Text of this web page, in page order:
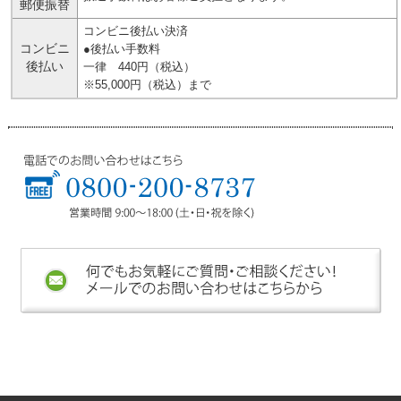
郵便振替
コンビニ
後払い
コンビニ後払い決済
●後払い手数料
一律 440円（税込）
※55,000円（税込）まで